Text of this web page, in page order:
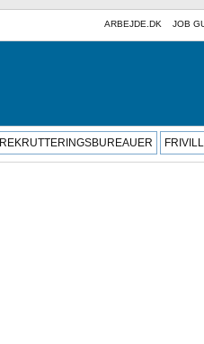
ARBEJDE.DK JOB
REKRUTTERINGSBUREAUER